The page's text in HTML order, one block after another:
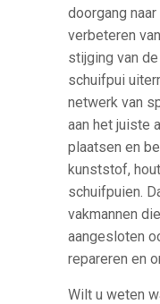
doorgang
verbeteren
stijging van
schuifpui
netwerk van
aan het juiste
plaatsen en
kunststof,
schuifpuien.
vakmannen
aangesloten
repareren en
Wilt u weten